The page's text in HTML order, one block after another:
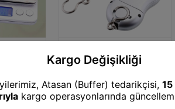
BUFFER® Dijital Elektronik
Led Ekran El Terazisi Cep